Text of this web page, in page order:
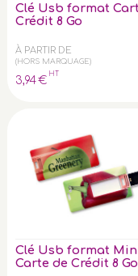
Clé Usb format
Crédit 8 Go
À PARTIR DE
(HORS MARQUAGE)
3,94€
HT
Clé Usb format
Carte de Crédit 8 Go